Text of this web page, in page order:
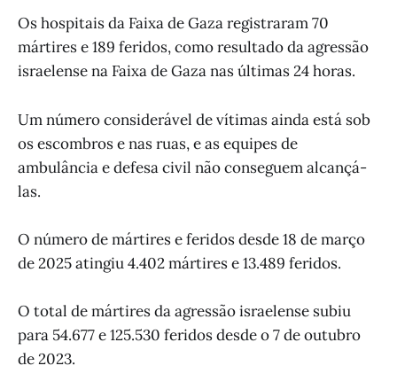
Os hospitais da Faixa de Gaza registraram 70
mártires e 189 feridos, como resultado da agressão
israelense na Faixa de Gaza nas últimas 24 horas.
Um número considerável de vítimas ainda está sob
os escombros e nas ruas, e as equipes de
ambulância e defesa civil não conseguem alcançá-
las.
O número de mártires e feridos desde 18 de março
de 2025 atingiu 4.402 mártires e 13.489 feridos.
O total de mártires da agressão israelense subiu
para 54.677 e 125.530 feridos desde o 7 de outubro
de 2023.